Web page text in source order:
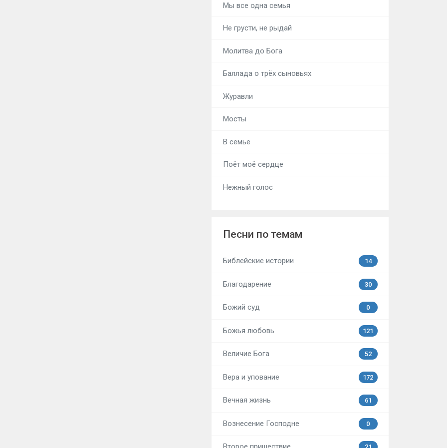
Мы все одна семья
Не грусти, не рыдай
Молитва до Бога
Баллада о трёх сыновьях
Журавли
Мосты
В семье
Поёт моё сердце
Нежный голос
Песни по темам
Библейские истории 14
Благодарение 30
Божий суд 0
Божья любовь 121
Величие Бога 52
Вера и упование 172
Вечная жизнь 61
Вознесение Господне 0